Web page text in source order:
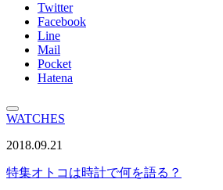
Twitter
Facebook
Line
Mail
Pocket
Hatena
WATCHES
2018.09.21
特集オトコは時計で何を語る？